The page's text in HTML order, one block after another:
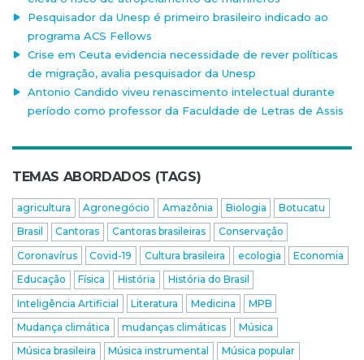
Pesquisador da Unesp é primeiro brasileiro indicado ao
programa ACS Fellows
Crise em Ceuta evidencia necessidade de rever políticas
de migração, avalia pesquisador da Unesp
Antonio Candido viveu renascimento intelectual durante
período como professor da Faculdade de Letras de Assis
TEMAS ABORDADOS (TAGS)
agricultura Agronegócio Amazônia Biologia
Botucatu
Brasil
Cantoras Cantoras brasileiras
Conservação
Coronavírus
Covid-19 Cultura brasileira ecologia
Economia
Educação
Física História
História do Brasil
Inteligência Artificial
Literatura Medicina
MPB
Mudança climática
mudanças climáticas
Música
Música brasileira
Música instrumental
Música popular